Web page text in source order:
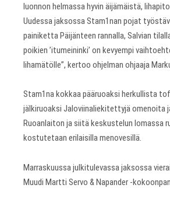
luonnon helmassa hyvin äijämäistä,
Uudessa jaksossa Stam1nan pojat
painiketta Päijänteen rannalla, Salvian
poikien ’itumeininki’ on kevyempi
lihamätölle”, kertoo ohjelman ohjaaja
Stam1na kokkaa pääruoaksi herkullista
jälkiruoaksi Jaloviinaliekitettyjä omenoita
Ruoanlaiton ja siitä keskustelun lomassa
kostutetaan erilaisilla menovesillä.
Marraskuussa julkitulevassa jaksossa
Muudi Martti Servo & Napander -